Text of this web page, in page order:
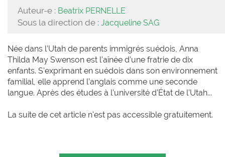
Auteur-e : Beatrix PERNELLE
Sous la direction de : Jacqueline SAG
Née dans l’Utah de parents immigrés suédois, Anna
Thilda May Swenson est l’aînée d’une fratrie de dix
enfants. S’exprimant en suédois dans son environnement
familial, elle apprend l’anglais comme une seconde
langue. Après des études à l’université d’État de l’Utah...
La suite de cet article n'est pas accessible gratuitement.